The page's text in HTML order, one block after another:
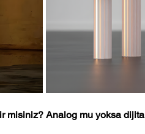
misiniz? Analog mu yoksa